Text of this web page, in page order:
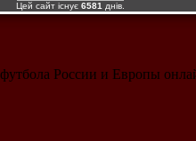
Цей сайт існує 6581 днів.